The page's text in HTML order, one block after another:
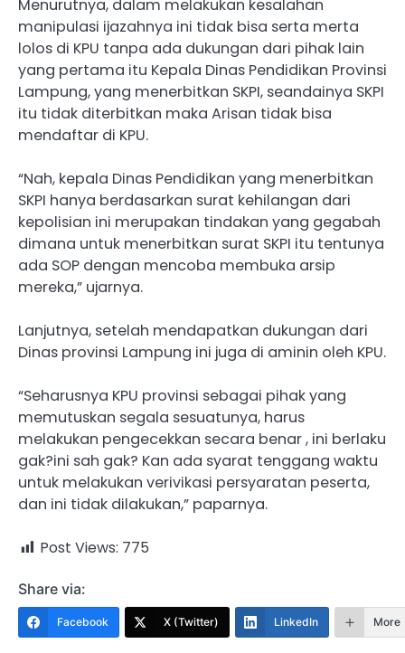
Menurutnya, dalam melakukan kesalahan
manipulasi ijazahnya ini tidak bisa serta merta
lolos di KPU tanpa ada dukungan dari pihak lain
yang pertama itu Kepala Dinas Pendidikan Provinsi
Lampung, yang menerbitkan SKPI, seandainya SKPI
itu tidak diterbitkan maka Arisan tidak bisa
mendaftar di KPU.
“Nah, kepala Dinas Pendidikan yang menerbitkan
SKPI hanya berdasarkan surat kehilangan dari
kepolisian ini merupakan tindakan yang gegabah
dimana untuk menerbitkan surat SKPI itu tentunya
ada SOP dengan mencoba membuka arsip
mereka,” ujarnya.
Lanjutnya, setelah mendapatkan dukungan dari
Dinas provinsi Lampung ini juga di aminin oleh KPU.
“Seharusnya KPU provinsi sebagai pihak yang
memutuskan segala sesuatunya, harus
melakukan pengecekkan secara benar , ini berlaku
gak?ini sah gak? Kan ada syarat tenggang waktu
untuk melakukan verivikasi persyaratan peserta,
dan ini tidak dilakukan,” paparnya.
Post Views: 775
Share via:
Facebook X (Twitter) LinkedIn More